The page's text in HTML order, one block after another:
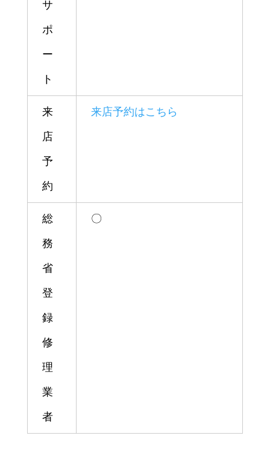
サ
ポ
ー
ト
来
店
予
約
来店予約はこちら
総
務
省
登
録
修
理
業
者
〇